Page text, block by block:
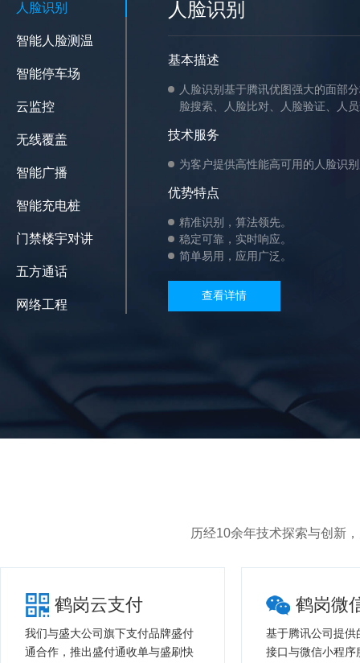
人脸识别
智能人脸测温
智能停车场
云监控
无线覆盖
智能广播
智能充电桩
门禁楼宇对讲
五方通话
网络工程
人脸识别
基本描述
人脸识别基于腾讯优图强大的面部
脸搜索、人脸比对、人脸验证、人
技术服务
为客户提供高性能高可用的人脸识
优势特点
精准识别，算法领先。
稳定可靠，实时响应。
简单易用，应用广泛。
查看详情
历经10余年技术探索与创新
鹤岗云支付
我们与盛大公司旗下支付品牌盛付
通合作，推出盛付通收单与盛刷快
鹤岗微
基于腾讯公司提供
接口与微信小程序